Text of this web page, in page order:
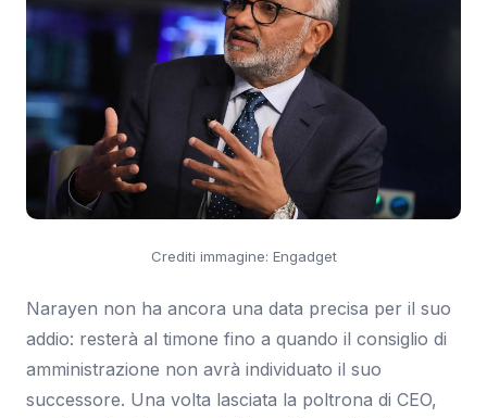
Crediti immagine: Engadget
Narayen non ha ancora una data precisa per il suo
addio: resterà al timone fino a quando il consiglio di
amministrazione non avrà individuato il suo
successore. Una volta lasciata la poltrona di CEO,